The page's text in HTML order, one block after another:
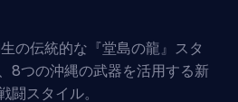
の伝統的な『堂島の龍』スタ
8つの沖縄の武器を活用する新
闘スタイル。